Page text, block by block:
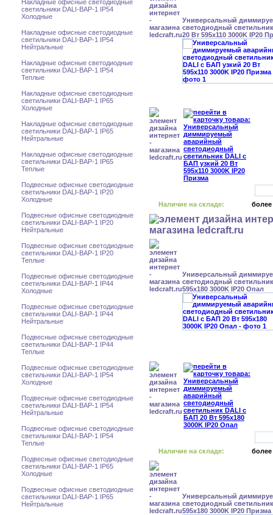
Накладные офисные светодиодные
светильники DALI-BAP-1 IP54
Холодные
Накладные офисные светодиодные
светильники DALI-BAP-1 IP54
Нейтральные
Накладные офисные светодиодные
светильники DALI-BAP-1 IP54
Теплые
Накладные офисные светодиодные
светильники DALI-BAP-1 IP65
Холодные
Накладные офисные светодиодные
светильники DALI-BAP-1 IP65
Нейтральные
Накладные офисные светодиодные
светильники DALI-BAP-1 IP65
Теплые
Подвесные офисные светодиодные
светильники DALI-BAP-1 IP20
Холодные
Подвесные офисные светодиодные
светильники DALI-BAP-1 IP20
Нейтральные
Подвесные офисные светодиодные
светильники DALI-BAP-1 IP20
Теплые
Подвесные офисные светодиодные
светильники DALI-BAP-1 IP44
Холодные
Подвесные офисные светодиодные
светильники DALI-BAP-1 IP44
Нейтральные
Подвесные офисные светодиодные
светильники DALI-BAP-1 IP44
Теплые
Подвесные офисные светодиодные
светильники DALI-BAP-1 IP54
Холодные
Подвесные офисные светодиодные
светильники DALI-BAP-1 IP54
Нейтральные
Подвесные офисные светодиодные
светильники DALI-BAP-1 IP54
Теплые
Подвесные офисные светодиодные
светильники DALI-BAP-1 IP65
Холодные
Подвесные офисные светодиодные
светильники DALI-BAP-1 IP65
Нейтральные
Универсальный
светодиодный
20 Вт 595x110 3000K IP20
Наличие на складе: более
Универсальный
светодиодный
595x180 3000K IP20 Опал
Наличие на складе: более
Универсальный
светодиодный
595x180 3000K IP20 Призма